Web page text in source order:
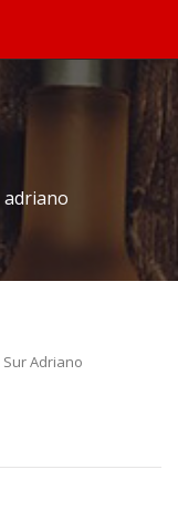
adriano
Sur Adriano